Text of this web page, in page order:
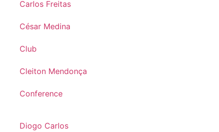
Carlos Freitas
César Medina
Club
Cleiton Mendonça
Conference
Diogo Carlos